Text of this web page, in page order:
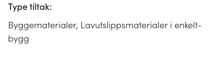
Type tiltak:
Byggematerialer, Lavutslippsmaterialer i enkelt-
bygg